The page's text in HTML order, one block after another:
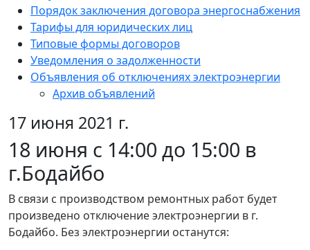
Порядок заключения договора энергоснабжения
Тарифы для юридических лиц
Типовые формы договоров
Уведомления о задолженности
Объявления об отключениях электроэнергии
Архив объявлений
17 июня 2021 г.
18 июня с 14:00 до 15:00 в
г.Бодайбо
В связи с производством ремонтных работ будет
произведено отключение электроэнергии в г.
Бодайбо. Без электроэнергии останутся: